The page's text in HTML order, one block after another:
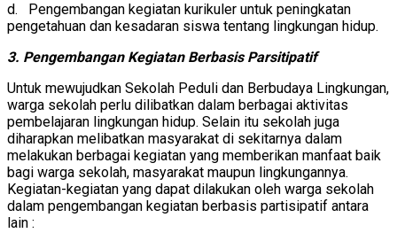
d. Pengembangan kegiatan kurikuler untuk peningkatan
pengetahuan dan kesadaran siswa tentang lingkungan hidup.
3. Pengembangan Kegiatan Berbasis Parsitipatif
Untuk mewujudkan Sekolah Peduli dan Berbudaya Lingkungan,
warga sekolah perlu dilibatkan dalam berbagai aktivitas
pembelajaran lingkungan hidup. Selain itu sekolah juga
diharapkan melibatkan masyarakat di sekitarnya dalam
melakukan berbagai kegiatan yang memberikan manfaat baik
bagi warga sekolah, masyarakat maupun lingkungannya.
Kegiatan-kegiatan yang dapat dilakukan oleh warga sekolah
dalam pengembangan kegiatan berbasis partisipatif antara
lain :